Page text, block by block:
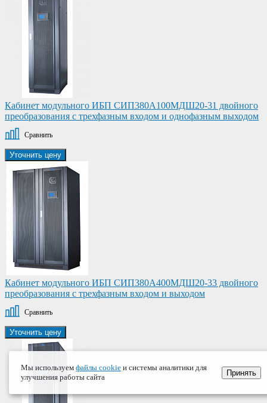
Кабинет модульного ИБП СИП380А100МДШ20-31 двойного
преобразования с трехфазным входом и однофазным выходом
Сравнить
Уточнить цену
Кабинет модульного ИБП СИП380А400МДШ20-33 двойного
преобразования с трехфазным входом и выходом
Сравнить
Уточнить цену
Мы используем файлы cookie и системы аналитики для
улучшения работы сайта
Принять